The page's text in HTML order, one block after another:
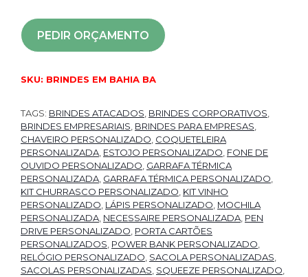
PEDIR ORÇAMENTO
SKU: BRINDES EM BAHIA BA
TAGS: BRINDES ATACADOS, BRINDES CORPORATIVOS,
BRINDES EMPRESARIAIS, BRINDES PARA EMPRESAS,
CHAVEIRO PERSONALIZADO, COQUETELEIRA
PERSONALIZADA, ESTOJO PERSONALIZADO, FONE DE
OUVIDO PERSONALIZADO, GARRAFA TÉRMICA
PERSONALIZADA, GARRAFA TÉRMICA PERSONALIZADO,
KIT CHURRASCO PERSONALIZADO, KIT VINHO
PERSONALIZADO, LÁPIS PERSONALIZADO, MOCHILA
PERSONALIZADA, NECESSAIRE PERSONALIZADA, PEN
DRIVE PERSONALIZADO, PORTA CARTÕES
PERSONALIZADOS, POWER BANK PERSONALIZADO,
RELÓGIO PERSONALIZADO, SACOLA PERSONALIZADAS,
SACOLAS PERSONALIZADAS, SQUEEZE PERSONALIZADO,